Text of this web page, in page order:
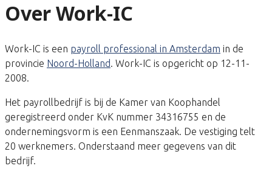
Over Work-IC
Work-IC is een payroll professional in Amsterdam in de
provincie Noord-Holland. Work-IC is opgericht op 12-11-
2008.
Het payrollbedrijf is bij de Kamer van Koophandel
geregistreerd onder KvK nummer 34316755 en de
ondernemingsvorm is een Eenmanszaak. De vestiging telt
20 werknemers. Onderstaand meer gegevens van dit
bedrijf.